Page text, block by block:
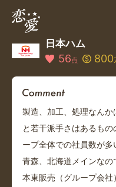
日本ハム
56点 800
製造、加工、処理なん
と若干派手さはあるも
ープ全体での社員数が
青森、北海道メインな
本東販売（グループ会